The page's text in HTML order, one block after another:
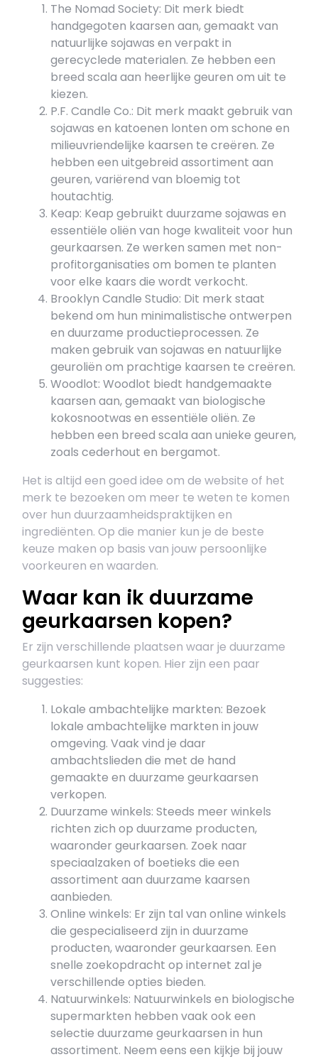
The Nomad Society: Dit merk biedt
handgegoten kaarsen aan, gemaakt van
natuurlijke sojawas en verpakt in
gerecyclede materialen. Ze hebben een
breed scala aan heerlijke geuren om uit te
kiezen.
P.F. Candle Co.: Dit merk maakt gebruik van
sojawas en katoenen lonten om schone en
milieuvriendelijke kaarsen te creëren. Ze
hebben een uitgebreid assortiment aan
geuren, variërend van bloemig tot
houtachtig.
Keap: Keap gebruikt duurzame sojawas en
essentiële oliën van hoge kwaliteit voor hun
geurkaarsen. Ze werken samen met non-
profitorganisaties om bomen te planten
voor elke kaars die wordt verkocht.
Brooklyn Candle Studio: Dit merk staat
bekend om hun minimalistische ontwerpen
en duurzame productieprocessen. Ze
maken gebruik van sojawas en natuurlijke
geuroliën om prachtige kaarsen te creëren.
Woodlot: Woodlot biedt handgemaakte
kaarsen aan, gemaakt van biologische
kokosnootwas en essentiële oliën. Ze
hebben een breed scala aan unieke geuren,
zoals cederhout en bergamot.
Het is altijd een goed idee om de website of het
merk te bezoeken om meer te weten te komen
over hun duurzaamheidspraktijken en
ingrediënten. Op die manier kun je de beste
keuze maken op basis van jouw persoonlijke
voorkeuren en waarden.
Waar kan ik duurzame
geurkaarsen kopen?
Er zijn verschillende plaatsen waar je duurzame
geurkaarsen kunt kopen. Hier zijn een paar
suggesties:
Lokale ambachtelijke markten: Bezoek
lokale ambachtelijke markten in jouw
omgeving. Vaak vind je daar
ambachtslieden die met de hand
gemaakte en duurzame geurkaarsen
verkopen.
Duurzame winkels: Steeds meer winkels
richten zich op duurzame producten,
waaronder geurkaarsen. Zoek naar
speciaalzaken of boetieks die een
assortiment aan duurzame kaarsen
aanbieden.
Online winkels: Er zijn tal van online winkels
die gespecialiseerd zijn in duurzame
producten, waaronder geurkaarsen. Een
snelle zoekopdracht op internet zal je
verschillende opties bieden.
Natuurwinkels: Natuurwinkels en biologische
supermarkten hebben vaak ook een
selectie duurzame geurkaarsen in hun
assortiment. Neem eens een kijkje bij jouw